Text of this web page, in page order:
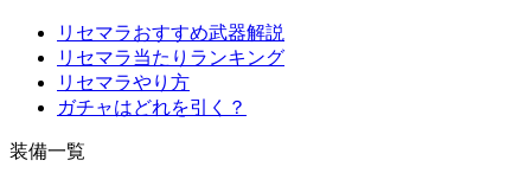
リセマラおすすめ武器解説
リセマラ当たりランキング
リセマラやり方
ガチャはどれを引く？
装備一覧